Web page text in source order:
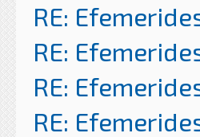
RE:
RE:
RE:
RE: